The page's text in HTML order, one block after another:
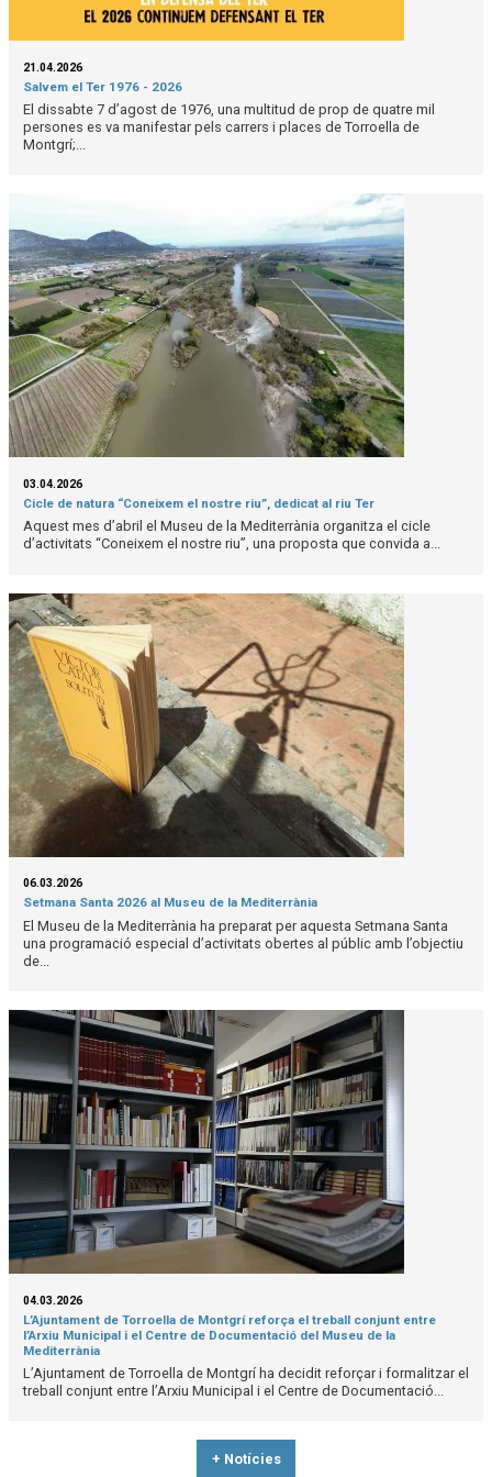
21.04.2026
Salvem el Ter 1976 - 2026
El dissabte 7 d’agost de 1976, una multitud de prop de quatre mil
persones es va manifestar pels carrers i places de Torroella de
Montgrí;...
03.04.2026
Cicle de natura “Coneixem el nostre riu”, dedicat al riu Ter
Aquest mes d’abril el Museu de la Mediterrània organitza el cicle
d’activitats “Coneixem el nostre riu”, una proposta que convida a...
06.03.2026
Setmana Santa 2026 al Museu de la Mediterrània
El Museu de la Mediterrània ha preparat per aquesta Setmana Santa
una programació especial d’activitats obertes al públic amb l’objectiu
de...
04.03.2026
L’Ajuntament de Torroella de Montgrí reforça el treball conjunt entre
l’Arxiu Municipal i el Centre de Documentació del Museu de la
Mediterrània
L’Ajuntament de Torroella de Montgrí ha decidit reforçar i formalitzar el
treball conjunt entre l’Arxiu Municipal i el Centre de Documentació...
+ Notícies